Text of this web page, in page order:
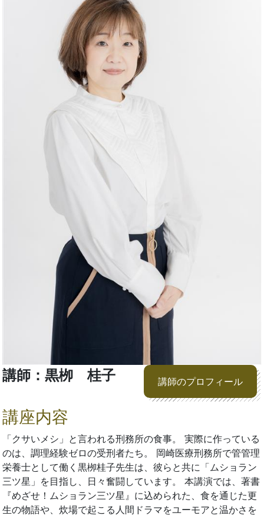
講師：黒栁 桂子 講師のプロフィール
講座内容
「クサいメシ」と言われる刑務所の食事。 実際に作っている
のは、調理経験ゼロの受刑者たち。 岡崎医療刑務所で管管理
栄養士として働く黒栁桂子先生は、彼らと共に「ムショラン
三ツ星」を目指し、日々奮闘しています。 本講演では、著書
『めざせ！ムショラン三ツ星』に込められた、食を通じた更
生の物語や、炊場で起こる人間ドラマをユーモアと温かさを